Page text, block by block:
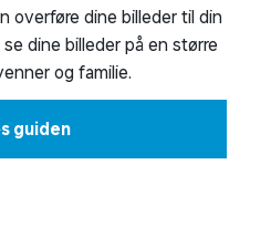
overføre dine billeder til din
dine billeder på en større
og familie.
guiden